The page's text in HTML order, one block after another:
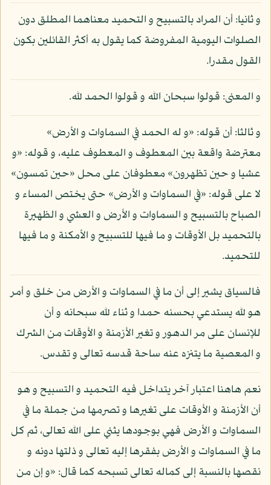
و ثانيا: أن المراد بالتسبيح و التحميد معناهما المطلق دون
الصلوات اليومية المفروضة كما يقول به أكثر القائلين بكون
القول مقدرا.
و المعنى: قولوا سبحان الله و قولوا الحمد لله.
و ثالثا: أن قوله: «و له الحمد في السماوات و الأرض»
معترضة واقعة بين المعطوف و المعطوف عليه، و قوله: «و
عشيا و حين تظهرون» معطوفان على محل «حين تمسون»
لا على قوله: «في السماوات و الأرض» حتى يختص المساء و
الصباح بالتسبيح و السماوات و الأرض و العشي و الظهيرة
بالتحميد بل الأوقات و ما فيها للتسبيح و الأمكنة و ما فيها
للتحميد.
فالسياق يشير إلى أن ما في السماوات و الأرض من خلق و أمر
هو لله يستدعي بحسنه حمدا و ثناء لله سبحانه و أن
للإنسان على مر الدهور و تغير الأزمنة و الأوقات من الشرك
و المعصية ما يتنزه عنه ساحة قدسه تعالى و تقدس.
نعم هاهنا اعتبار آخر يتداخل فيه التحميد و التسبيح و هو
أن الأزمنة و الأوقات على تغيرها و تصرمها من جملة ما في
السماوات و الأرض فهي بوجودها يثني على الله تعالى، ثم كل
ما في السماوات و الأرض بفقرها إليه تعالى و ذلتها دونه و
نقصها بالنسبة إلى كماله تعالى تسبحه كما قال: «و إن من